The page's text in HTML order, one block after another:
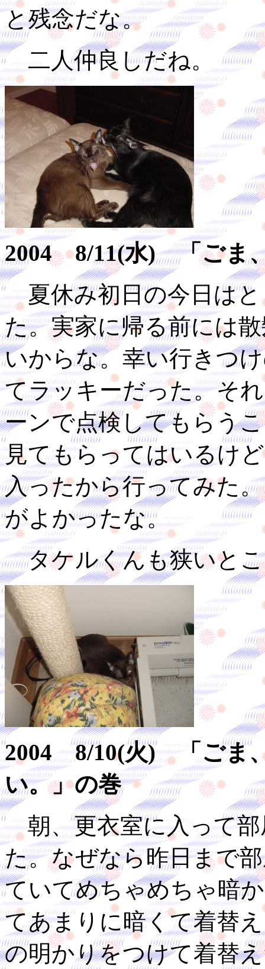
と残念だな。
二人仲良しだね。
2004 8/11(水) 「ごま
夏休み初日の今日はと
た。実家に帰る前には
いからな。幸い行きつ
てラッキーだった。そ
ーンで点検してもらう
見てもらってはいるけ
入ったから行ってみた
がよかったな。
タケルくんも狭いとこ
2004 8/10(火) 「ごま
い。」の巻
朝、更衣室に入って部
た。なぜなら昨日まで
ていてめちゃめちゃ暗
てあまりに暗くて着替
の明かりをつけて着替